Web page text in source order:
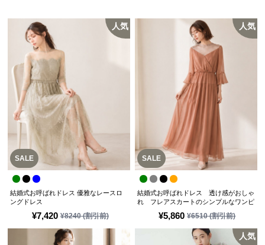
SALE
人気
¥7,420 ¥8240(割引前)
結婚式お呼ばれドレス 優雅なレースロ
ングドレス
SALE
人気
¥5,860 ¥6510(割引前)
結婚式お呼ばれドレス 透け感がおしゃ
れ フレアスカートのシンプルなワンピ
人気